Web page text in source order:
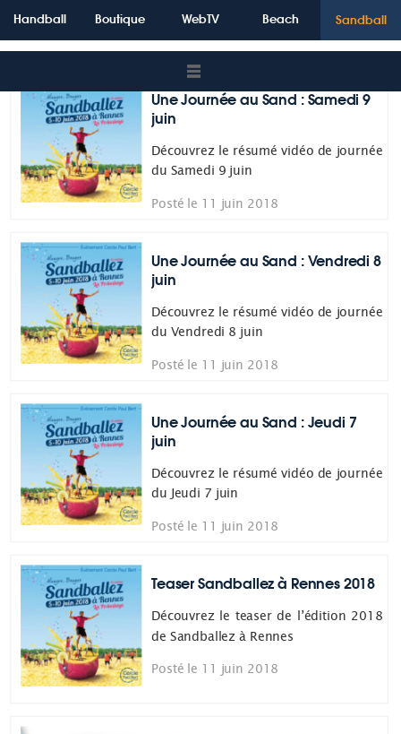
Handball Boutique WebTV Beach Sandball
SANDBALL-2018 ACTUALITÉS
Une Journée au Sand : Samedi 9
juin
Découvrez le résumé vidéo de journée
du Samedi 9 juin
Posté le 11 juin 2018
Une Journée au Sand : Vendredi 8
juin
Découvrez le résumé vidéo de journée
du Vendredi 8 juin
Posté le 11 juin 2018
Une Journée au Sand : Jeudi 7
juin
Découvrez le résumé vidéo de journée
du Jeudi 7 juin
Posté le 11 juin 2018
Teaser Sandballez à Rennes 2018
Découvrez le teaser de l’édition 2018
de Sandballez à Rennes
Posté le 11 juin 2018